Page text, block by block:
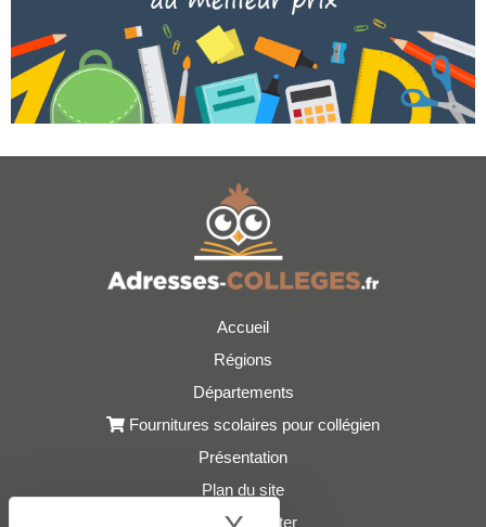
Accueil
Régions
Départements
Fournitures scolaires pour collégien
Présentation
Plan du site
Nous contacter